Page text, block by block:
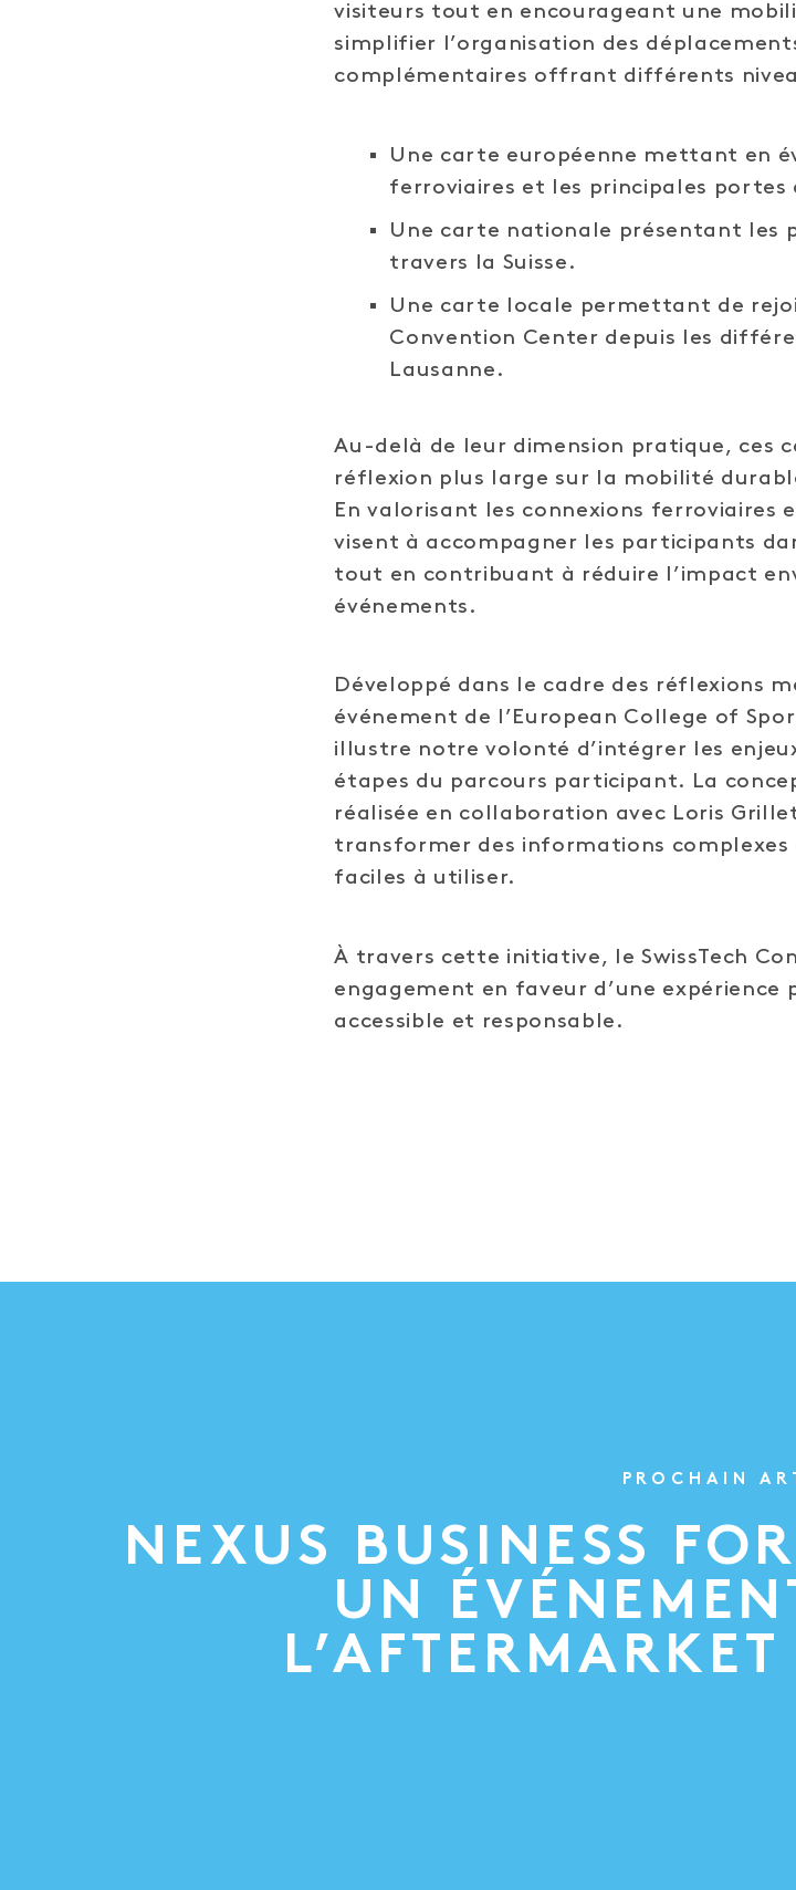
visiteurs tout en encourageant une
simplifier l’organisation des
complémentaires offrant différents
Une carte européenne mettant en
ferroviaires et les principales portes
Une carte nationale présentant les
travers la Suisse.
Une carte locale permettant de
Convention Center depuis les
Lausanne.
Au-delà de leur dimension pratique, ces
réflexion plus large sur la mobilité
En valorisant les connexions ferroviaires
visent à accompagner les participants
tout en contribuant à réduire l’impact
événements.
Développé dans le cadre des réflexions
événement de l’European College of
illustre notre volonté d’intégrer les
étapes du parcours participant. La
réalisée en collaboration avec Loris
transformer des informations
faciles à utiliser.
À travers cette initiative, le SwissTech
engagement en faveur d’une
accessible et responsable.
PROCHAIN
NEXUS BUSINESS
UN